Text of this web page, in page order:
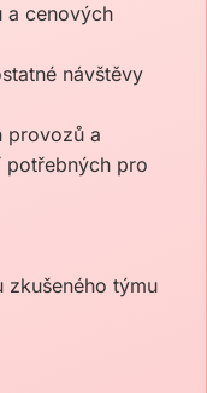
a cenových
návštěvy
provozů a
potřebných pro
zkušeného týmu